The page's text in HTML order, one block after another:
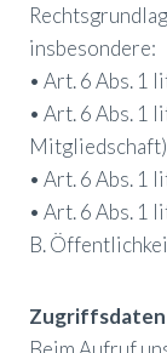
insbesondere:
• Art. 6 Abs. 1
• Art. 6 Abs. 1
Mitgliedschaft)
• Art. 6 Abs. 1
• Art. 6 Abs. 1
B.
Zugriffsdaten